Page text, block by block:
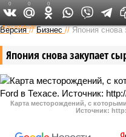
Версия //Бизнес //Япония
Япония снова закупает
Карта месторождений, с
Источник:
0 0 0